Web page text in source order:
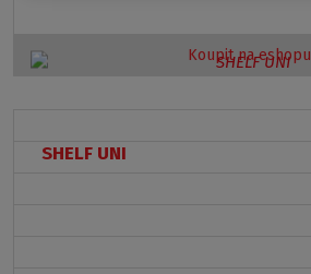
Koupit na eshopu
SHELF UNI